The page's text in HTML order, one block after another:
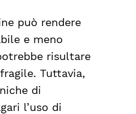
può rendere
e meno
risultare
Tuttavia,
di
l’uso di